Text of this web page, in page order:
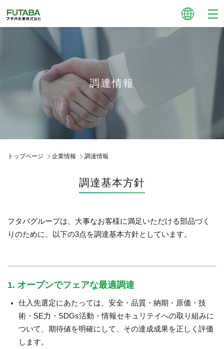
調達情報
トップページ 企業情報 調達情報
調達基本方針
フタバグループは、大事なお客様に満足いただける部品づく
りのために、以下の3点を調達基本方針としています。
1. オープンでフェアな最適調達
仕入先選定にあたっては、安全・品質・納期・原価・技
術・SE力・SDGs活動・情報セキュリテイへの取り組みに
ついて、期待値を明確にして、その達成成果を正しく評価
します。